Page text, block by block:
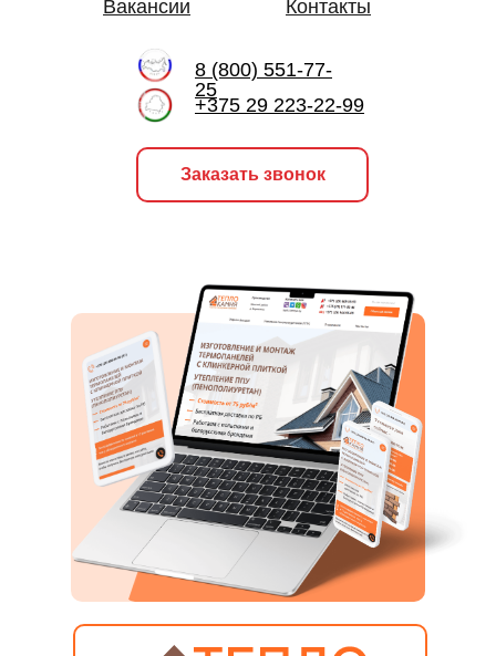
Заказать звонок
Вакансии Контакты
8 (800) 551-77-
25
+375 29 223-22-99